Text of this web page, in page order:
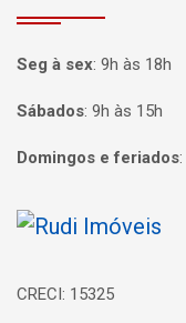
Seg à sex: 9h às 18h
Sábados: 9h às 15h
Domingos e feriados:
Página inicial
CRECI: 15325